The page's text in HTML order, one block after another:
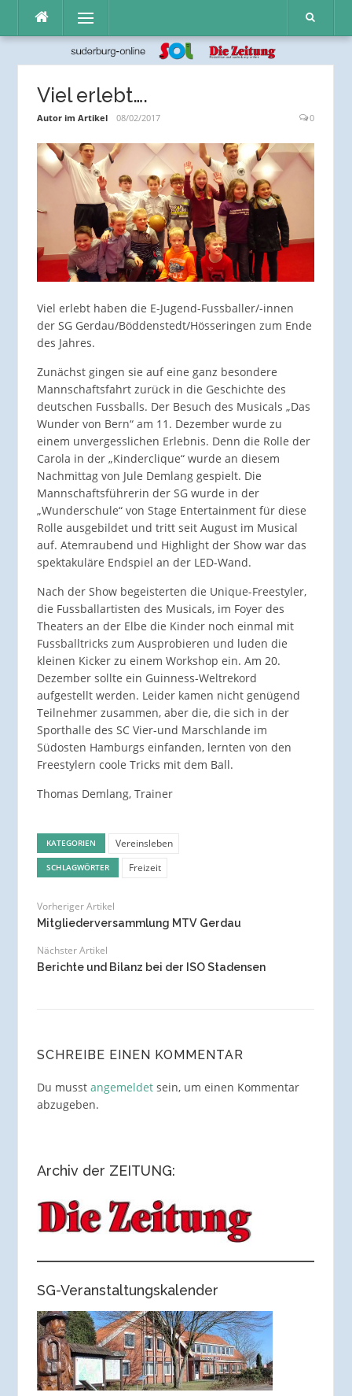
Inhalt
Menü
Viel erlebt….
Autor im Artikel 08/02/2017 0
Viel erlebt haben die E-Jugend-Fussballer/-innen
der SG Gerdau/Böddenstedt/Hösseringen zum Ende
des Jahres.
Zunächst gingen sie auf eine ganz besondere
Mannschaftsfahrt zurück in die Geschichte des
deutschen Fussballs. Der Besuch des Musicals „Das
Wunder von Bern“ am 11. Dezember wurde zu
einem unvergesslichen Erlebnis. Denn die Rolle der
Carola in der „Kinderclique“ wurde an diesem
Nachmittag von Jule Demlang gespielt. Die
Mannschaftsführerin der SG wurde in der
„Wunderschule“ von Stage Entertainment für diese
Rolle ausgebildet und tritt seit August im Musical
auf. Atemraubend und Highlight der Show war das
spektakuläre Endspiel an der LED-Wand.
Nach der Show begeisterten die Unique-Freestyler,
die Fussballartisten des Musicals, im Foyer des
Theaters an der Elbe die Kinder noch einmal mit
Fussballtricks zum Ausprobieren und luden die
kleinen Kicker zu einem Workshop ein. Am 20.
Dezember sollte ein Guinness-Weltrekord
aufgestellt werden. Leider kamen nicht genügend
Teilnehmer zusammen, aber die, die sich in der
Sporthalle des SC Vier-und Marschlande im
Südosten Hamburgs einfanden, lernten von den
Freestylern coole Tricks mit dem Ball.
Thomas Demlang, Trainer
KATEGORIEN Vereinsleben
SCHLAGWÖRTER Freizeit
Vorheriger Artikel
Mitgliederversammlung MTV Gerdau
Nächster Artikel
Berichte und Bilanz bei der ISO Stadensen
SCHREIBE EINEN KOMMENTAR
Du musst angemeldetsein, um einen Kommentar
abzugeben.
Archiv der ZEITUNG:
SG-Veranstaltungskalender